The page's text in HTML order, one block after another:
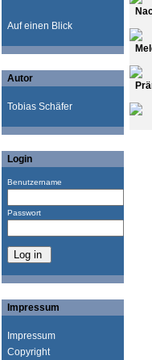
Auf einen Blick
Autor
Tobias Schäfer
Login
Benutzername
Passwort
Impressum
Impressum
Copyright